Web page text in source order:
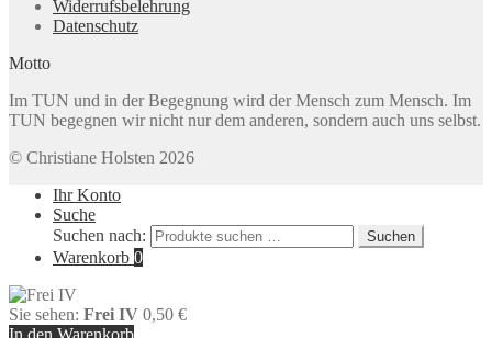
Widerrufsbelehrung
Datenschutz
Motto
Im TUN und in der Begegnung wird der Mensch zum Mensch. Im
TUN begegnen wir nicht nur dem anderen, sondern auch uns selbst.
© Christiane Holsten 2026
Ihr Konto
Suche
Suchen nach:
Suchen
Warenkorb 0
Sie sehen: Frei IV 0,50 €
In den Warenkorb